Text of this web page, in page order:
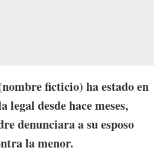
ficticio) ha estado en
legal desde hace meses,
denunciara a su esposo
la menor.